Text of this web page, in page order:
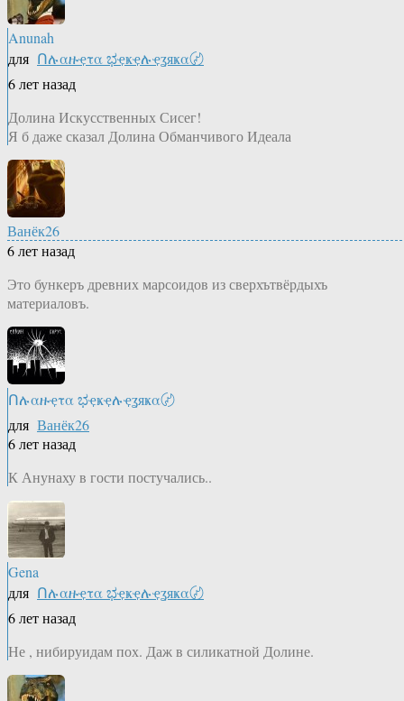
Anunah
для Ոሉαዙҿτα ಭҿҝҿሉҿʓяҝα〄
6 лет назад
Долина Искусственных Сисег!
Я б даже сказал Долина Обманчивого Идеала
Ванёк26
6 лет назад
Это бункеръ древних марсоидов из сверхътвёрдыхъ
материаловъ.
Ոሉαዙҿτα ಭҿҝҿሉҿʓяҝα〄
для Ванёк26
6 лет назад
К Анунаху в гости постучались..
Gena
для Ոሉαዙҿτα ಭҿҝҿሉҿʓяҝα〄
6 лет назад
Не , нибируидам пох. Даж в силикатной Долине.